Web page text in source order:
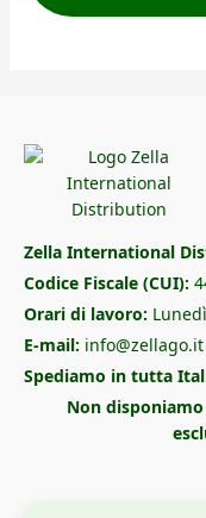
Zella International
Codice Fiscale (CUI):
Orari di lavoro:
E-mail: info@zellago.it
Spediamo in tutta
Non